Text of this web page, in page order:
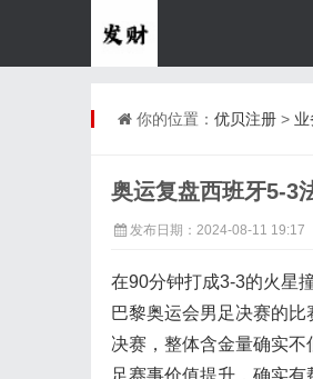
你的位置： 优贝注册> 业
奥运复盘西班牙5-3
发布日期：2024-08-11
在90分钟打成3-3的火星
巴黎奥运会男足决赛的
决赛，整体含金量确实不
足赛事价值提升，确实有